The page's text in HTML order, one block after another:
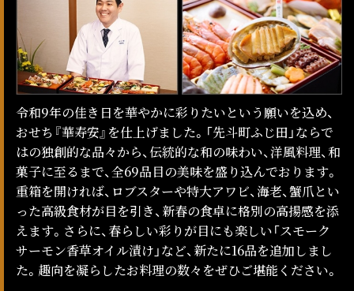
令和9年の佳き日を華やかに彩りたいという願いを込め、
おせち『華寿安』を仕上げました。「先斗町ふじ田」ならで
はの独創的な品々から、伝統的な和の味わい、洋風料理、和
菓子に至るまで、全69品目の美味を盛り込んでおります。
重箱を開ければ、ロブスターや特大アワビ、海老、蟹爪とい
った高級食材が目を引き、新春の食卓に格別の高揚感を添
えます。さらに、春らしい彩りが目にも楽しい「スモーク
サーモン香草オイル漬け」など、新たに16品を追加しまし
た。趣向を凝らしたお料理の数々をぜひご堪能ください。